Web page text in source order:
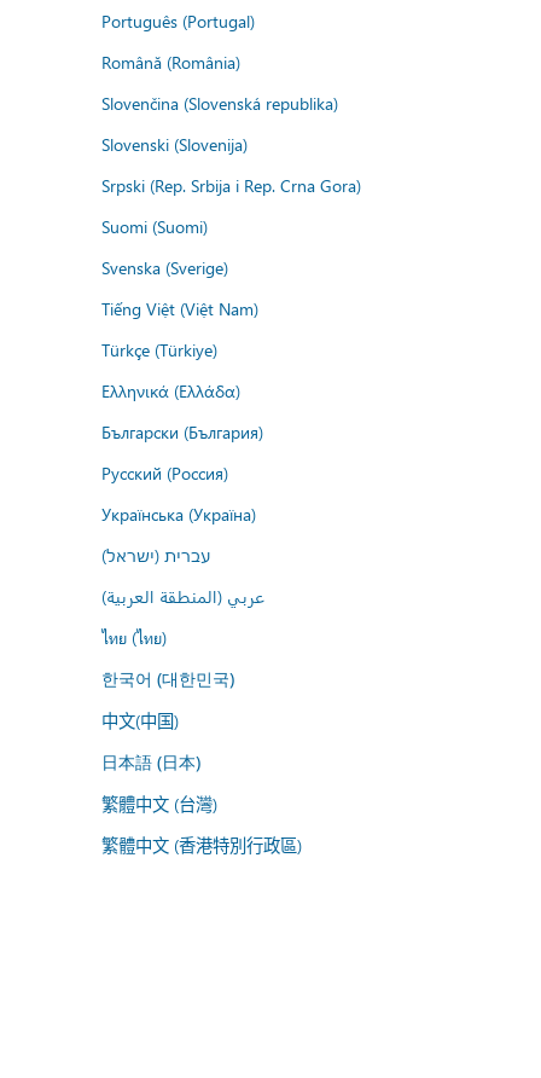
Português (Portugal)
Română (România)
Slovenčina (Slovenská republika)
Slovenski (Slovenija)
Srpski (Rep. Srbija i Rep. Crna Gora)
Suomi (Suomi)
Svenska (Sverige)
Tiếng Việt (Việt Nam)
Türkçe (Türkiye)
Ελληνικά (Ελλάδα)
Български (България)
Русский (Россия)
Українська (Україна)
עברית (ישראל)
عربي (المنطقة العربية)
ไทย (ไทย)
한국어 (대한민국)
中文(中国)
日本語 (日本)
繁體中文 (台灣)
繁體中文 (香港特別行政區)